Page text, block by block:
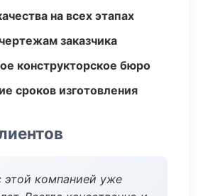
на всех этапах
заказчика
конструкторское бюро
сроков изготовления
этой компанией уже